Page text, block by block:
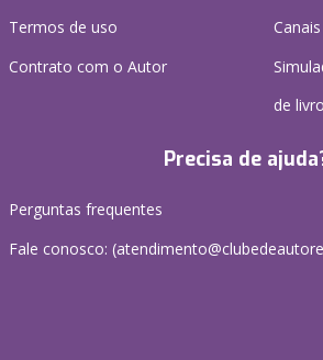
Termos de uso
Contrato com o Autor
de
Precisa de
Perguntas frequentes
Fale conosco: